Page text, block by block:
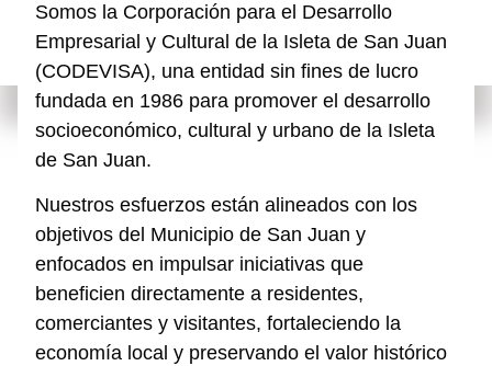
Somos la Corporación para el Desarrollo
Empresarial y Cultural de la Isleta de San Juan
(CODEVISA), una entidad sin fines de lucro
fundada en 1986 para promover el desarrollo
socioeconómico, cultural y urbano de la Isleta
de San Juan.
Nuestros esfuerzos están alineados con los
objetivos del Municipio de San Juan y
enfocados en impulsar iniciativas que
beneficien directamente a residentes,
comerciantes y visitantes, fortaleciendo la
economía local y preservando el valor histórico